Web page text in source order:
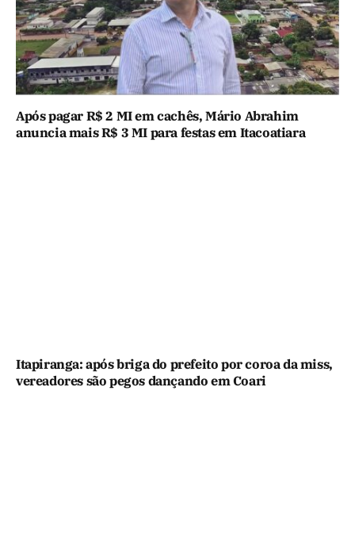
Após pagar R$ 2 MI em cachês, Mário Abrahim
anuncia mais R$ 3 MI para festas em Itacoatiara
Itapiranga: após briga do prefeito por coroa da miss,
vereadores são pegos dançando em Coari